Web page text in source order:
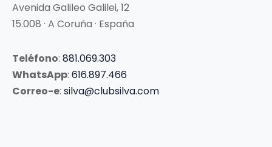
Avenida Galileo Galilei, 12
15.008 · A Coruña · España
Teléfono: 881.069.303
WhatsApp: 616.897.466
Correo-e: silva@clubsilva.com